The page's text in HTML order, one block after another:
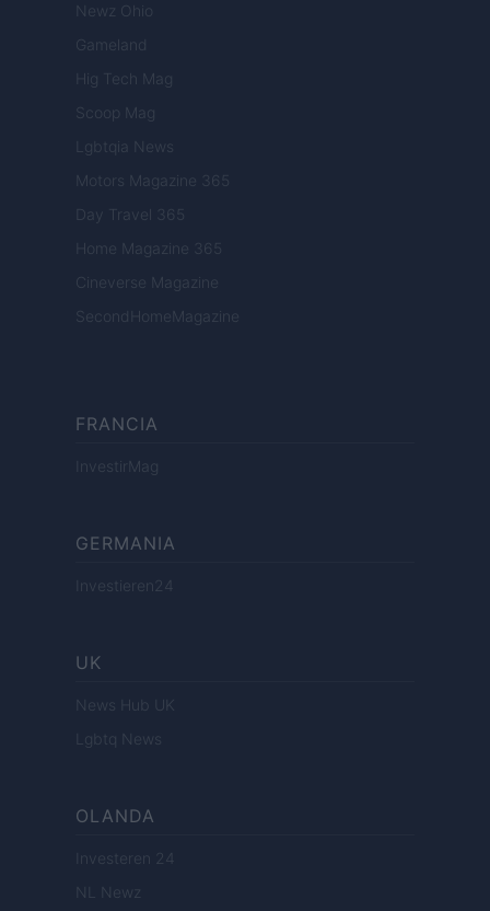
Newz Ohio
Gameland
Hig Tech Mag
Scoop Mag
Lgbtqia News
Motors Magazine 365
Day Travel 365
Home Magazine 365
Cineverse Magazine
SecondHomeMagazine
FRANCIA
InvestirMag
GERMANIA
Investieren24
UK
News Hub UK
Lgbtq News
OLANDA
Investeren 24
NL Newz